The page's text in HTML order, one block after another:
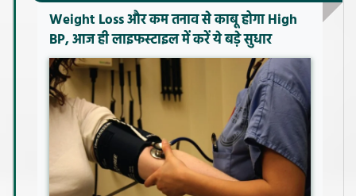
Weight Loss और कम तनाव से काबू होगा High
BP, आज ही लाइफस्टाइल में करें ये बड़े सुधार